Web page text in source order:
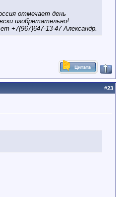
отмечает день
изобретательно!
+7(967)647-13-47 Александр.
#23